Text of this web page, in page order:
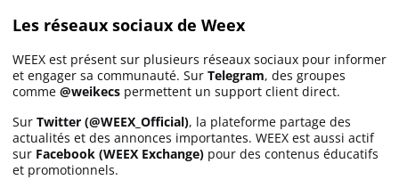
Les réseaux sociaux de Weex
WEEX est présent sur plusieurs réseaux sociaux pour informer
et engager sa communauté. Sur Telegram, des groupes
comme @weikecs permettent un support client direct.
Sur Twitter (@WEEX_Official), la plateforme partage des
actualités et des annonces importantes. WEEX est aussi actif
sur Facebook (WEEX Exchange) pour des contenus éducatifs
et promotionnels.